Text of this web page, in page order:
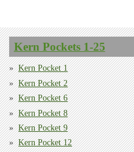
Kern Pockets 1-25
Kern Pocket 1
Kern Pocket 2
Kern Pocket 6
Kern Pocket 8
Kern Pocket 9
Kern Pocket 12